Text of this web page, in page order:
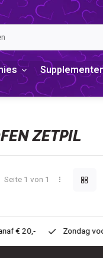
ZETPIL
Seite 1 von 1
Maandag in Huis!